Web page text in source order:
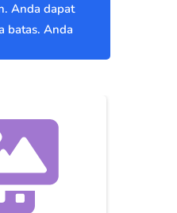
Anda dapat
batas. Anda